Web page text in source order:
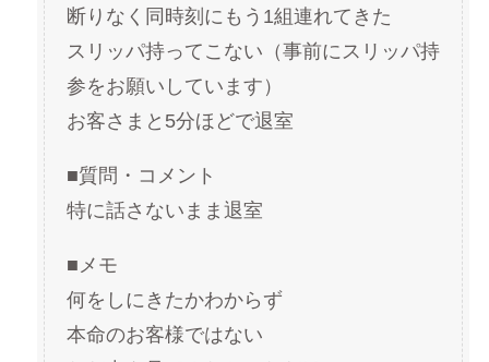
断りなく同時刻にもう1組連れてきた
スリッパ持ってこない（事前にスリッパ持
参をお願いしています）
お客さまと5分ほどで退室
■質問・コメント
特に話さないまま退室
■メモ
何をしにきたかわからず
本命のお客様ではない